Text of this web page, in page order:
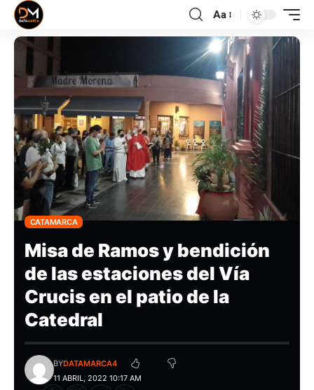
Aa
CATAMARCA
Misa de Ramos y bendición
de las estaciones del Vía
Crucis en el patio de la
Catedral
11 ABRIL, 2022 10:17 AM
BYDATAMARCA4